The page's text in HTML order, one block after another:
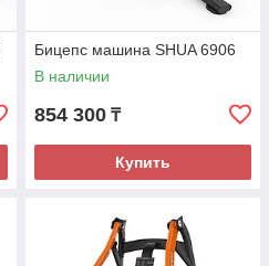
Бицепс машина SHUA 6906
В наличии
854 300 ₸
Купить